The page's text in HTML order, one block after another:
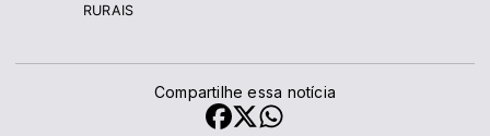
RURAIS
Compartilhe essa notícia